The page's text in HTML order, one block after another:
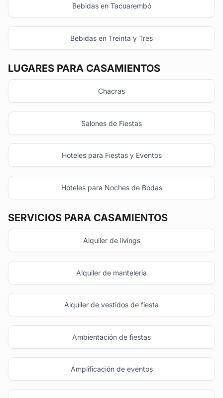
Bebidas en Tacuarembó
Bebidas en Treinta y Tres
LUGARES PARA CASAMIENTOS
Chacras
Salones de Fiestas
Hoteles para Fiestas y Eventos
Hoteles para Noches de Bodas
SERVICIOS PARA CASAMIENTOS
Alquiler de livings
Alquiler de manteleria
Alquiler de vestidos de fiesta
Ambientación de fiestas
Amplificación de eventos